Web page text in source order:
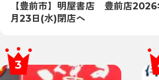
【豊前市】明屋書店 豊前店
月23日(水)閉店へ